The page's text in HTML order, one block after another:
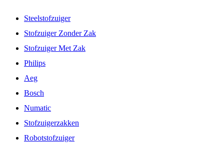
Steelstofzuiger
Stofzuiger Zonder Zak
Stofzuiger Met Zak
Philips
Aeg
Bosch
Numatic
Stofzuigerzakken
Robotstofzuiger